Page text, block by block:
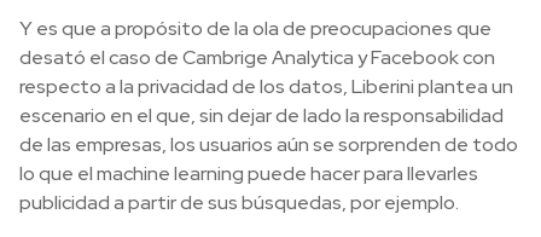
Y es que a propósito de la ola de preocupaciones que
desató el caso de Cambrige Analytica y Facebook con
respecto a la privacidad de los datos, Liberini plantea un
escenario en el que, sin dejar de lado la responsabilidad
de las empresas, los usuarios aún se sorprenden de todo
lo que el machine learning puede hacer para llevarles
publicidad a partir de sus búsquedas, por ejemplo.